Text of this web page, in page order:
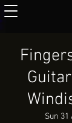
Sun 31